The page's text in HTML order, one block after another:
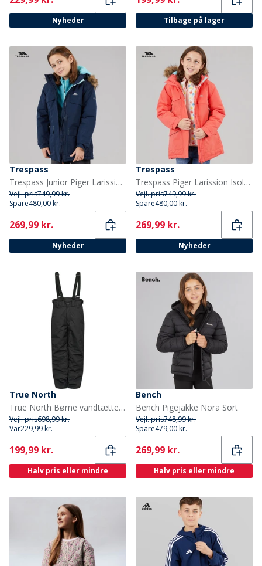
Nyheder Tilbage på lager
Trespass
Trespass Junior Piger Larission Isoleret Vandtæt Parka Navy
Vejl. pris749,99 kr.
Spare480,00 kr.
Current
269,99 kr.
Nyheder
Trespass
Trespass Piger Larission Isoleret Vandtæt Parka Soft Orange
Vejl. pris749,99 kr.
Spare480,00 kr.
Current
269,99 kr.
Nyheder
True North
True North Børne vandtætte snebukser sort
Vejl. pris698,99 kr.
Var229,99 kr.
Current
199,99 kr.
Halv pris eller mindre
Bench
Bench Pigejakke Nora Sort
Vejl. pris748,99 kr.
Spare479,00 kr.
Current
269,99 kr.
Halv pris eller mindre